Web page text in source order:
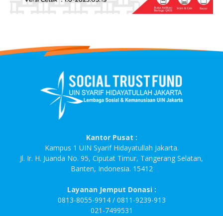
Kantor Pusat :
Kampus 1 UIN Syarif Hidayatullah Jakarta.
Jl. Ir. H. Juanda No. 95, Ciputat Timur, Tangerang Selatan,
Banten, Indonesia. 15412
Layanan Jemput Donasi :
0813-8055-9914 / 0811-9239-913
021-7499531